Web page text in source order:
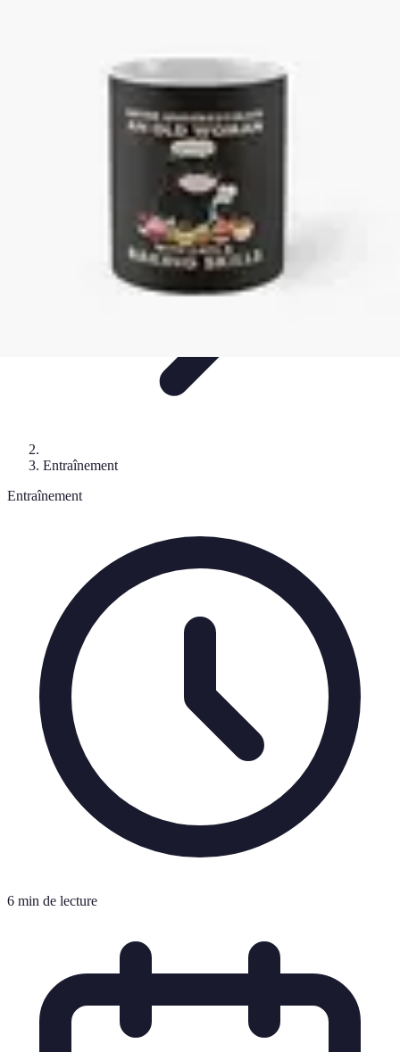
Entraînement
Entraînement
6 min de lecture